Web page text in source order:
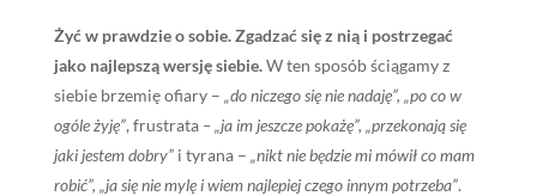
Żyć w prawdzie o sobie. Zgadzać się z nią i postrzegać
jako najlepszą wersję siebie.W ten sposób ściągamy z
siebie brzemię ofiary – „do niczego się nie nadaję”, „po co w
ogóle żyję”, frustrata – „ja im jeszcze pokażę”, „przekonają się
jaki jestem dobry”i tyrana – „nikt nie będzie mi mówił co mam
robić”, „ja się nie mylę i wiem najlepiej czego innym potrzeba”.